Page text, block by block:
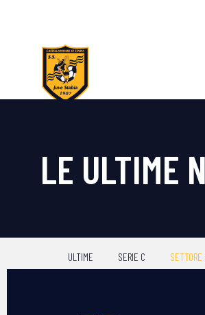
LE ULTIME
ULTIME SERIE C SETTORE